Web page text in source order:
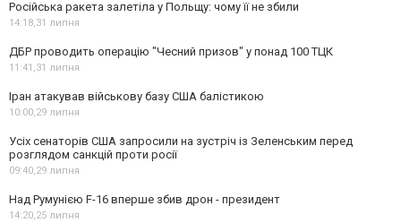
Російська ракета залетіла у Польщу: чому її не збили
14:18,31 липня
ДБР проводить операцію "Чесний призов" у понад 100 ТЦК
11:41,31 липня
Іран атакував військову базу США балістикою
10:00,29 липня
Усіх сенаторів США запросили на зустріч із Зеленським перед
розглядом санкцій проти росії
09:40,29 липня
Над Румунією F-16 вперше збив дрон - президент
14:20,25 липня